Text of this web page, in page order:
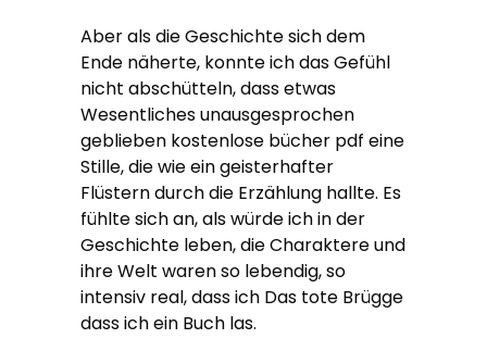
Aber als die Geschichte sich dem
Ende näherte, konnte ich das Gefühl
nicht abschütteln, dass etwas
Wesentliches unausgesprochen
geblieben kostenlose bücher pdf eine
Stille, die wie ein geisterhafter
Flüstern durch die Erzählung hallte. Es
fühlte sich an, als würde ich in der
Geschichte leben, die Charaktere und
ihre Welt waren so lebendig, so
intensiv real, dass ich Das tote Brügge
dass ich ein Buch las.